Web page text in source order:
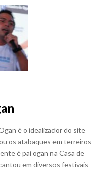
é o idealizador do site
os atabaques em terreiros
é pai ogan na Casa de
em diversos festivais